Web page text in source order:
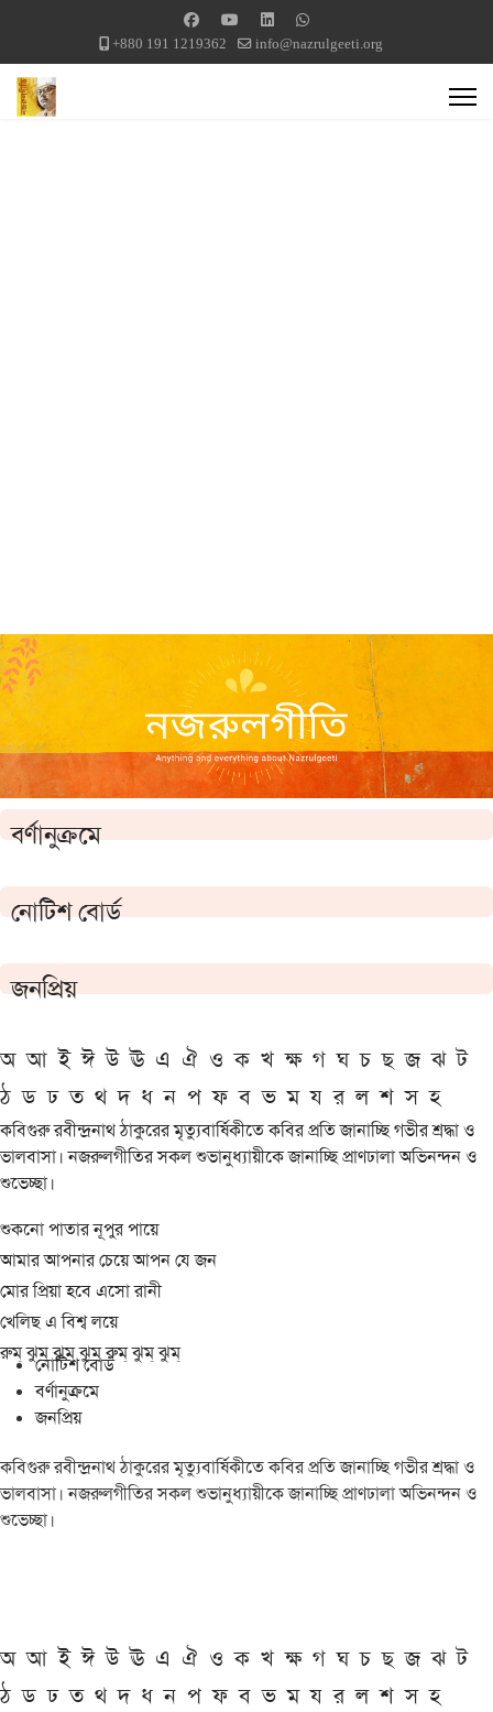
+880 191 1219362 info@nazrulgeeti.org
বর্ণানুক্রমে
নোটিশ বোর্ড
জনপ্রিয়
অ আ ই ঈ উ ঊ এ ঐ ও ক খ ক্ষ গ ঘ চ ছ জ ঝ ট
ঠ ড ঢ ত থ দ ধ ন প ফ ব ভ ম য র ল শ স হ
কবিগুরু রবীন্দ্রনাথ ঠাকুরের মৃত্যুবার্ষিকীতে কবির প্রতি জানাচ্ছি গভীর শ্রদ্ধা ও
ভালবাসা। নজরুলগীতির সকল শুভানুধ্যায়ীকে জানাচ্ছি প্রাণঢালা অভিনন্দন ও
শুভেচ্ছা।
শুকনো পাতার নূপুর পায়ে
আমার আপনার চেয়ে আপন যে জন
মোর প্রিয়া হবে এসো রানী
খেলিছ এ বিশ্ব লয়ে
রুম্ ঝুম্ ঝুম্ ঝুম্ রুম্ ঝুম্ ঝুম্
নোটিশ বোর্ড
বর্ণানুক্রমে
জনপ্রিয়
কবিগুরু রবীন্দ্রনাথ ঠাকুরের মৃত্যুবার্ষিকীতে কবির প্রতি জানাচ্ছি গভীর শ্রদ্ধা ও
ভালবাসা। নজরুলগীতির সকল শুভানুধ্যায়ীকে জানাচ্ছি প্রাণঢালা অভিনন্দন ও
শুভেচ্ছা।
অ আ ই ঈ উ ঊ এ ঐ ও ক খ ক্ষ গ ঘ চ ছ জ ঝ ট
ঠ ড ঢ ত থ দ ধ ন প ফ ব ভ ম য র ল শ স হ